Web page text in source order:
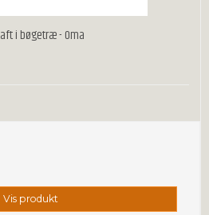
i bøgetræ - Oma
Vis produkt